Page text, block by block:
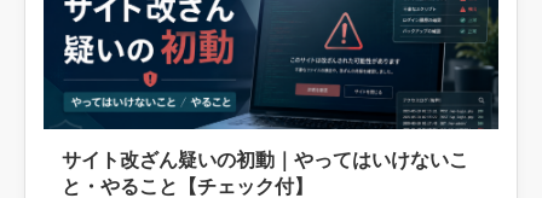
サイト改ざん疑いの初動｜やってはいけないこ
と・やること【チェック付】